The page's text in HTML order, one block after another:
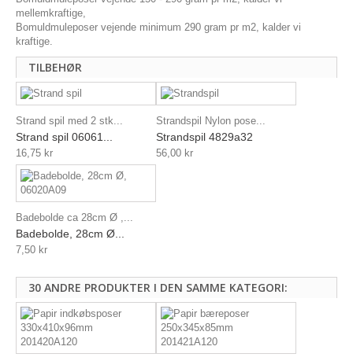
mellemkraftige,
Bomuldmuleposer vejende minimum 290 gram pr m2, kalder vi
kraftige.
TILBEHØR
Strand spil med 2 stk...
Strand spil 06061...
16,75 kr
Strandspil Nylon pose...
Strandspil 4829a32
56,00 kr
Badebolde ca 28cm Ø ,...
Badebolde, 28cm Ø...
7,50 kr
30 ANDRE PRODUKTER I DEN SAMME KATEGORI: